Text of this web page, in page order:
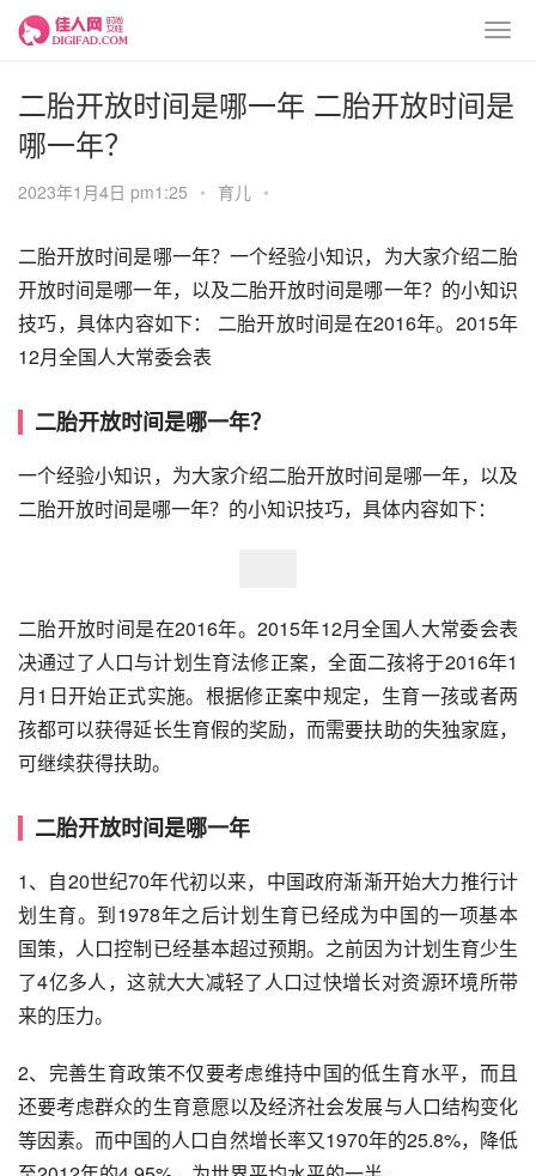
二胎开放时间是哪一年 二胎开放时间是
哪一年？
2023年1月4日 pm1:25 • 育儿 •
二胎开放时间是哪一年？一个经验小知识，为大家介绍二胎
开放时间是哪一年，以及二胎开放时间是哪一年？的小知识
技巧，具体内容如下： 二胎开放时间是在2016年。2015年
12月全国人大常委会表
二胎开放时间是哪一年？
一个经验小知识，为大家介绍二胎开放时间是哪一年，以及
二胎开放时间是哪一年？的小知识技巧，具体内容如下：
二胎开放时间是在2016年。2015年12月全国人大常委会表
决通过了人口与计划生育法修正案，全面二孩将于2016年1
月1日开始正式实施。根据修正案中规定，生育一孩或者两
孩都可以获得延长生育假的奖励，而需要扶助的失独家庭，
可继续获得扶助。
二胎开放时间是哪一年
1、自20世纪70年代初以来，中国政府渐渐开始大力推行计
划生育。到1978年之后计划生育已经成为中国的一项基本
国策，人口控制已经基本超过预期。之前因为计划生育少生
了4亿多人，这就大大减轻了人口过快增长对资源环境所带
来的压力。
2、完善生育政策不仅要考虑维持中国的低生育水平，而且
还要考虑群众的生育意愿以及经济社会发展与人口结构变化
等因素。而中国的人口自然增长率又1970年的25.8%，降低